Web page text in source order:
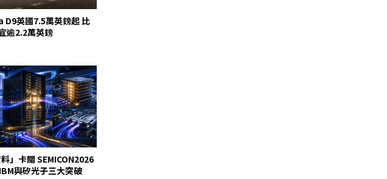
D9英國7.5萬英鎊起 比
逾2.2萬英鎊
」卡關 SEMICON2026
與矽光子三大突破